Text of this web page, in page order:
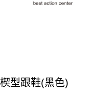
型跟鞋(黑色)